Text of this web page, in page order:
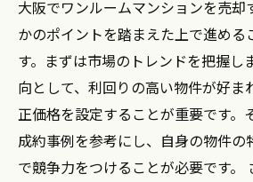
大阪でワンルームマンションを売却
かのポイントを踏まえた上で進める
す。まずは市場のトレンドを把握し
向として、利回りの高い物件が好ま
正価格を設定することが重要です。
成約事例を参考にし、自身の物件の
で競争力をつけることが必要です。